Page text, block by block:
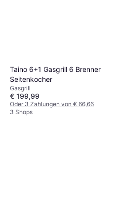
Taino 6+1 Gasgrill 6 Brenner
Seitenkocher
Gasgrill
€ 199,99
Oder 3 Zahlungen von € 66,66
3 Shops